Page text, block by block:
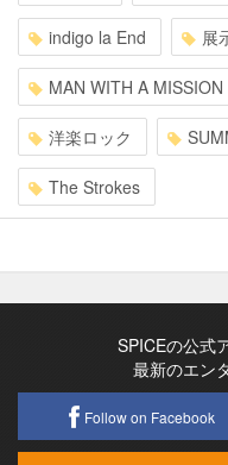
indigo la End 展
MAN WITH A MISSION
洋楽ロック
The Strokes
SPICEの公式
最新のエン
Follow on Facebook